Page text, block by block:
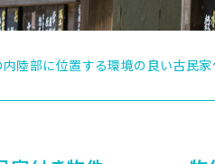
陸部に位置する環境の良い古民